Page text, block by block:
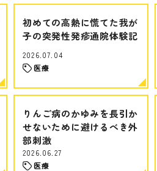
初めての高熱に慌てた我が
子の突発性発疹通院体験記
2026.07.04
医療
りんご病のかゆみを長引か
せないために避けるべき外
部刺激
2026.06.27
医療